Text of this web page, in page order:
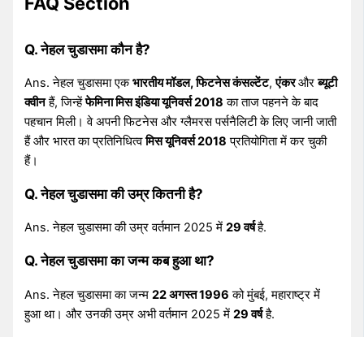
Q. नेहल चुडासमा कौन है?
Ans. नेहल चुडासमा एकभारतीय मॉडल, फिटनेस कंसल्टेंट,एंकरऔरब्यूटी
क्वीनहैं, जिन्हेंफेमिना मिस इंडिया यूनिवर्स 2018 का ताज पहनने के बाद
पहचान मिली। वे अपनी फिटनेस और ग्लैमरस पर्सनैलिटी के लिए जानी जाती
हैं और भारत का प्रतिनिधित्वमिस यूनिवर्स 2018 प्रतियोगिता में कर चुकी
हैं।
Q. नेहल चुडासमा की उम्र कितनी है?
Ans. नेहल चुडासमा की उम्र वर्तमान 2025 में29 वर्षहै.
Q. नेहल चुडासमा का जन्म कब हुआ था?
Ans. नेहल चुडासमा का जन्म22 अगस्त 1996 को मुंबई, महाराष्ट्र में
हुआ था। और उनकी उम्र अभी वर्तमान 2025 में29 वर्षहै.